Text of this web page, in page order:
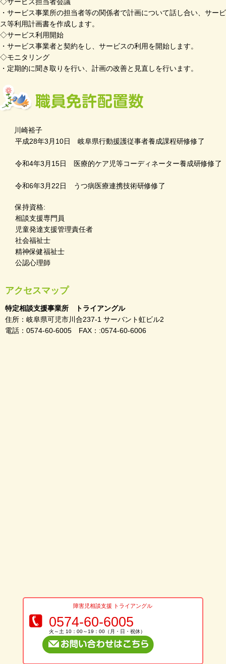
◇サービス担当者会議
・サービス事業所の担当者等の関係者で計画について話し合い、サービ
ス等利用計画書を作成します。
◇サービス利用開始
・サービス事業者と契約をし、サービスの利用を開始します。
◇モニタリング
・定期的に聞き取りを行い、計画の改善と見直しを行います。
川崎裕子
平成28年3月10日 岐阜県行動援護従事者養成課程研修修了
令和4年3月15日 医療的ケア児等コーディネーター養成研修修了
令和6年3月22日 うつ病医療連携技術研修修了
保持資格:
相談支援専門員
児童発達支援管理責任者
社会福祉士
精神保健福祉士
公認心理師
アクセスマップ
特定相談支援事業所 トライアングル
住所：岐阜県可児市川合237-1 サーバント虹ビル2
電話：0574-60-6005 FAX：:0574-60-6006
障害児相談支援 トライアングル
0574-60-6005
火～土 10：00～19：00（月・日・祝休）